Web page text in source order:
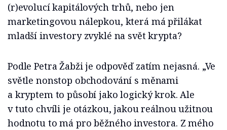
(r)evolucí kapitálových trhů, nebo jen
marketingovou nálepkou, která má přilákat
mladší investory zvyklé na svět krypta?
Podle Petra Žabži je odpověď zatím nejasná. „Ve
světle nonstop obchodování s měnami
a kryptem to působí jako logický krok. Ale
v tuto chvíli je otázkou, jakou reálnou užitnou
hodnotu to má pro běžného investora. Z mého